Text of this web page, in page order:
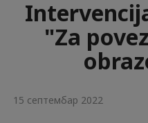
"Za
15 септембар 2022